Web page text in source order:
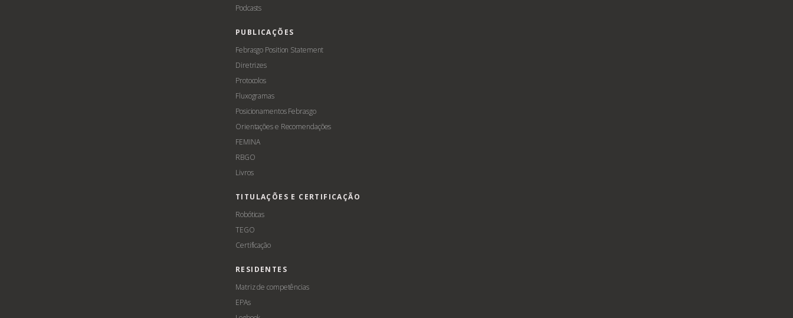
Podcasts
PUBLICAÇÕES
Febrasgo Position Statement
Diretrizes
Protocolos
Fluxogramas
Posicionamentos Febrasgo
Orientações e Recomendações
FEMINA
RBGO
Livros
TITULAÇÕES E CERTIFICAÇÃO
Robóticas
TEGO
Certificação
RESIDENTES
Matriz de competências
EPAs